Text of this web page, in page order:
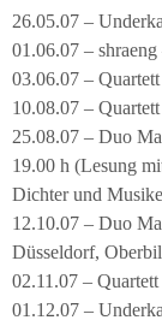
26.05.07 –
01.06.07 –
03.06.07 –
10.08.07 –
25.08.07 – Duo
19.00 h (Lesung
Dichter und
12.10.07 – Duo
Düsseldorf,
02.11.07 –
01.12.07 –